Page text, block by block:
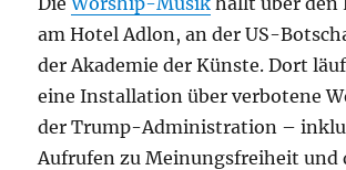
am Hotel Adlon, an der US-
der Akademie der Künste. Dort
eine Installation über verbotene
der Trump-Administration –
Aufrufen zu Meinungsfreiheit und